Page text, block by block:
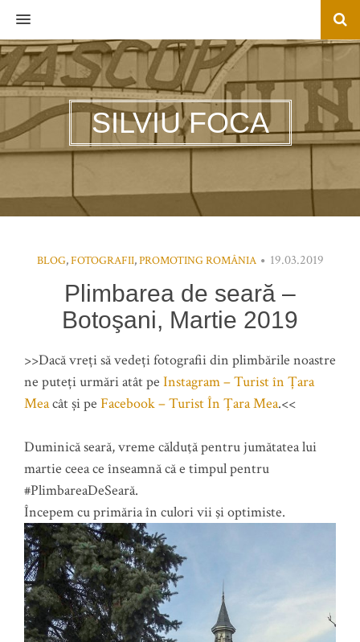
MENU
SILVIU FOCA
BLOG,FOTOGRAFII,PROMOTING ROMÂNIA 19.03.2019
Plimbarea de seară –
Botoşani, Martie 2019
>>Dacă vreți să vedeți fotografii din plimbările noastre
ne puteți urmări atât pe Instagram – Turist în Țara
Meacât și pe Facebook – Turist În Țara Mea.<<
Duminică seară, vreme călduţă pentru jumătatea lui
martie ceea ce înseamnă că e timpul pentru
#PlimbareaDeSeară.
Începem cu primăria în culori vii şi optimiste.